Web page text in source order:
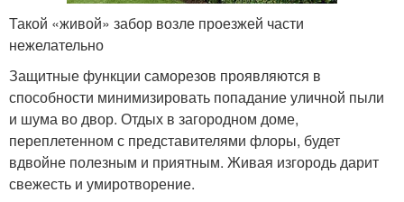
Такой «живой» забор возле проезжей части
нежелательно
Защитные функции саморезов проявляются в
способности минимизировать попадание уличной пыли
и шума во двор. Отдых в загородном доме,
переплетенном с представителями флоры, будет
вдвойне полезным и приятным. Живая изгородь дарит
свежесть и умиротворение.